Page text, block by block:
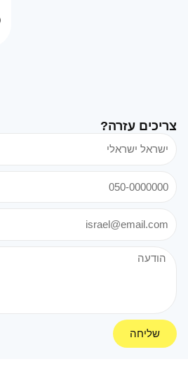
צריכים עזרה?
מלא
הודעה
שליחה